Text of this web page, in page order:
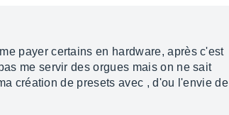
payer certains en hardware, après c'est
me servir des orgues mais on ne sait
création de presets avec , d'ou l'envie de